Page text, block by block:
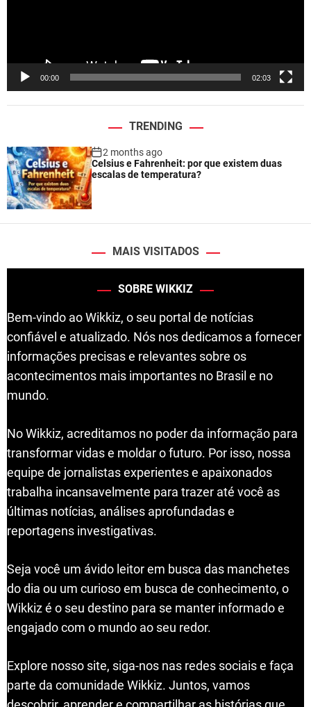
00:00 02:03
TRENDING
2 months ago
Celsius e Fahrenheit: por que existem duas
escalas de temperatura?
MAIS VISITADOS
SOBRE WIKKIZ
Bem-vindo ao Wikkiz, o seu portal de notícias
confiável e atualizado. Nós nos dedicamos a fornecer
informações precisas e relevantes sobre os
acontecimentos mais importantes no Brasil e no
mundo.
No Wikkiz, acreditamos no poder da informação para
transformar vidas e moldar o futuro. Por isso, nossa
equipe de jornalistas experientes e apaixonados
trabalha incansavelmente para trazer até você as
últimas notícias, análises aprofundadas e
reportagens investigativas.
Seja você um ávido leitor em busca das manchetes
do dia ou um curioso em busca de conhecimento, o
Wikkiz é o seu destino para se manter informado e
engajado com o mundo ao seu redor.
Explore nosso site, siga-nos nas redes sociais e faça
parte da comunidade Wikkiz. Juntos, vamos